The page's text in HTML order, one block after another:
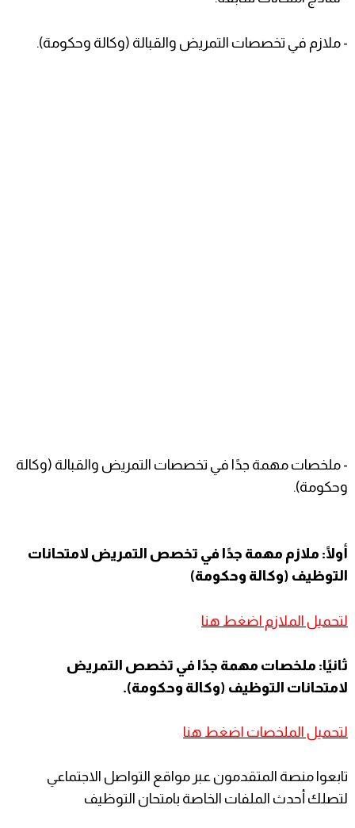
- ملازم في تخصصات التمريض والقبالة (وكالة وحكومة).
- ملخصات مهمة جدًا في تخصصات التمريض والقبالة (وكالة
وحكومة).
أولًا: ملازم مهمة جدًا في تخصص التمريض لامتحانات
التوظيف (وكالة وحكومة)
لتحميل الملازم اضغط هنا
ثانيًا: ملخصات مهمة جدًا في تخصص التمريض
لامتحانات التوظيف (وكالة وحكومة).
لتحميل الملخصات اضغط هنا
تابعوا منصة المتقدمون عبر مواقع التواصل الاجتماعي
لتصلك أحدث الملفات الخاصة بامتحان التوظيف